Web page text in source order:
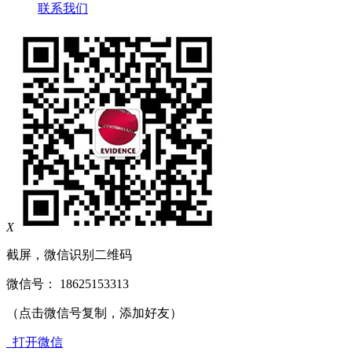
联系我们
X
截屏，微信识别二维码
微信号： 18625153313
（点击微信号复制，添加好友）
打开微信